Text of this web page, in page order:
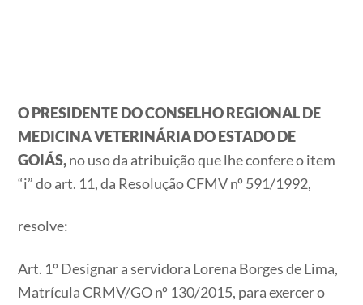
O PRESIDENTE DO CONSELHO REGIONAL DE
MEDICINA VETERINÁRIA DO ESTADO DE
GOIÁS,no uso da atribuição que lhe confere o item
“i” do art. 11, da Resolução CFMV nº 591/1992,
resolve:
Art. 1º Designar a servidora Lorena Borges de Lima,
Matrícula CRMV/GO nº 130/2015, para exercer o